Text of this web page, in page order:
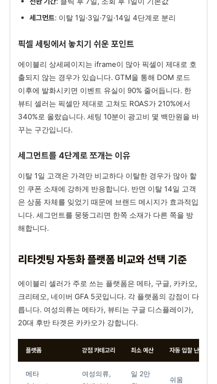
세그먼트: 이탈 1일·3일·7일·14일 4단계로 분리
픽셀 세팅에서 놓치기 쉬운 포인트
에이블리 상세페이지는 iframe이 많아 픽셀이 제대로 호
출되지 않는 경우가 있습니다. GTM을 통해 DOM 로드
이후에 발화시키면 이벤트 유실이 90% 줄어듭니다. 한
뷰티 셀러는 픽셀만 제대로 고쳐도 ROAS가 210%에서
340%로 올랐습니다. 세팅 10분이 광고비 몇 백만원을 바
꾸는 구간입니다.
세그먼트를 4단계로 쪼개는 이유
이탈 1일 고객은 가격만 비교하다 이탈한 경우가 많아 할
인 쿠폰 소재에 강하게 반응합니다. 반면 이탈 14일 고객
은 상품 자체를 잊었기 때문에 브랜드 메시지가 효과적입
니다. 세그먼트를 뭉뚱그리면 한쪽 소재가 다른 쪽을 방
해합니다.
리타겟팅 자동화 플랫폼 비교와 선택 기준
에이블리 셀러가 주로 쓰는 플랫폼은 메타, 구글, 카카오,
크리테오, 네이버 GFA 5곳입니다. 각 플랫폼의 강점이 다
릅니다. 여성의류는 메타가, 뷰티는 구글 디스플레이가,
20대 후반 타겟은 카카오가 강합니다.
플랫폼 강점 카테고리 최소 예산 자동 입찰 난이도
메타
여성의류,
일 2만
쉬움